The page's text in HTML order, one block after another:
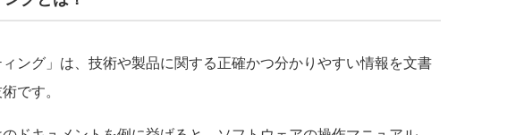
ング」は、技術や製品に関する正確かつ分かりやすい情報を文書
です。